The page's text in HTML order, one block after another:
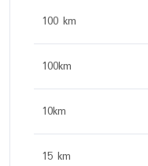
100 km
100km
10km
15 km